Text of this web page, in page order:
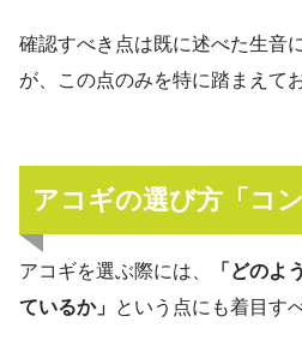
確認すべき点は既に述べた生音
が、この点のみを特に踏まえて
アコギの選び方「コ
アコギを選ぶ際には、
「どのよ
ているか」 という点にも着目す